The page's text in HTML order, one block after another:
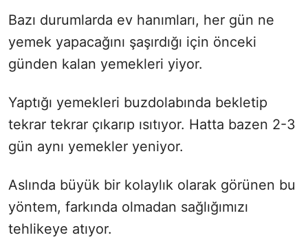
Bazı durumlarda ev hanımları, her gün ne
yemek yapacağını şaşırdığı için önceki
günden kalan yemekleri yiyor.
Yaptığı yemekleri buzdolabında bekletip
tekrar tekrar çıkarıp ısıtıyor. Hatta bazen 2-3
gün aynı yemekler yeniyor.
Aslında büyük bir kolaylık olarak görünen bu
yöntem, farkında olmadan sağlığımızı
tehlikeye atıyor.